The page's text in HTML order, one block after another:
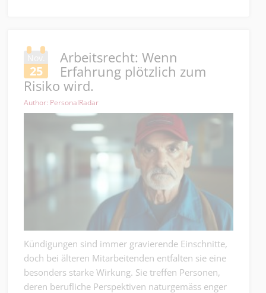
Nov.
25
Arbeitsrecht: Wenn
Erfahrung plötzlich zum
Risiko wird.
Author: PersonalRadar
Kündigungen sind immer gravierende Einschnitte,
doch bei älteren Mitarbeitenden entfalten sie eine
besonders starke Wirkung. Sie treffen Personen,
deren berufliche Perspektiven naturgemäss enger